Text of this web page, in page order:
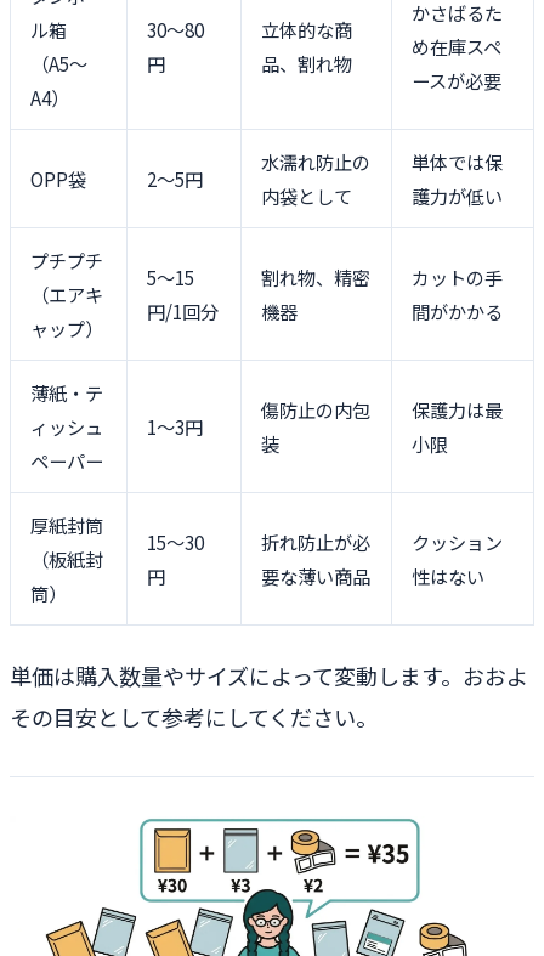
ル箱
（A5〜
A4）
30〜80
円
立体的な商
品、割れ物
かさばるた
め在庫スペ
ースが必要
OPP袋 2〜5円
水濡れ防止の
内袋として
単体では保
護力が低い
プチプチ
（エアキ
ャップ）
5〜15
円/1回分
割れ物、精密
機器
カットの手
間がかかる
薄紙・テ
ィッシュ
ペーパー
1〜3円
傷防止の内包
装
保護力は最
小限
厚紙封筒
（板紙封
筒）
15〜30
円
折れ防止が必
要な薄い商品
クッション
性はない
単価は購入数量やサイズによって変動します。おおよ
その目安として参考にしてください。